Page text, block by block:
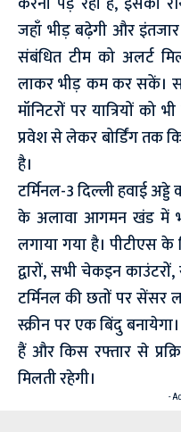
जहाँ भीड़ बढ़ेगी और
संबंधित टीम को अलर्ट
लाकर भीड़ कम कर सकें।
मॉनिटरों पर यात्रियों को
प्रवेश से लेकर बोर्डिंग तक
है।
टर्मिनल-3 दिल्ली हवाई अड्डे
के अलावा आगमन खंड में भी
लगाया गया है। पीटीएस के
द्वारों, सभी चेकइन
टर्मिनल की छतों पर सेंसर
स्क्रीन पर एक बिंदु
हैं और किस रफ्तार से
मिलती रहेगी।
-